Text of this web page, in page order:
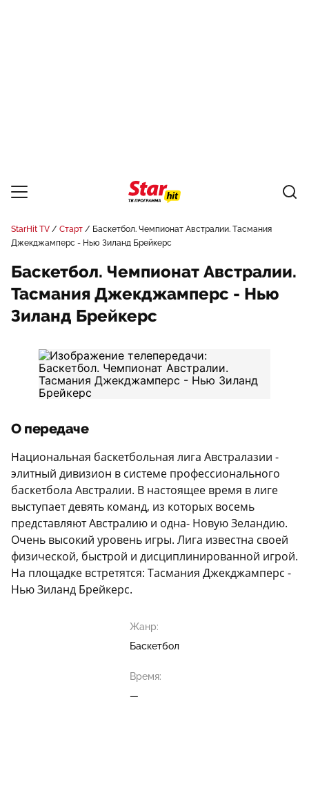
StarHit TV Старт
Баскетбол. Чемпионат Австралии. Тасмания
Джекджамперс - Нью Зиланд Брейкерс
Баскетбол. Чемпионат Австралии.
Тасмания Джекджамперс - Нью
Зиланд Брейкерс
О передаче
Национальная баскетбольная лига Австралазии -
элитный дивизион в системе профессионального
баскетбола Австралии. В настоящее время в лиге
выступает девять команд, из которых восемь
представляют Австралию и одна- Новую Зеландию.
Очень высокий уровень игры. Лига известна своей
физической, быстрой и дисциплинированной игрой.
На площадке встретятся: Тасмания Джекджамперс -
Нью Зиланд Брейкерс.
Жанр:
Баскетбол
Время:
—